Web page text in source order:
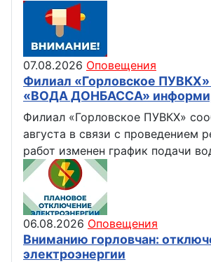
07.08.2026 Оповещения
Филиал «Горловское
«ВОДА ДОНБАССА»
Филиал «Горловское ПУВКХ»
августа в связи с проведением
работ изменен график подачи
06.08.2026 Оповещения
Вниманию горловчан:
электроэнергии